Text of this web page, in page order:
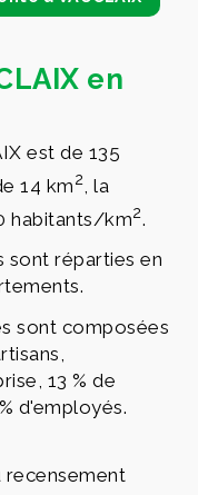
en
est de 135
14 km2
, la
habitants/km2.
sont réparties en
sont composées
13 % de
d'employés.
recensement